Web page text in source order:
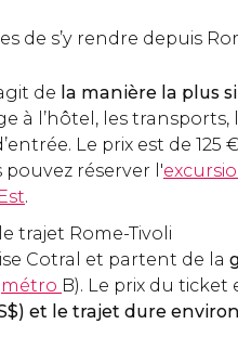
de s’y rendre depuis
de la manière la plus
à l’hôtel, les transports,
Le prix est de 125 €
réserver l'
.
trajet Rome-Tivoli
Cotral et partent de la
métro B). Le prix du ticket
) et le trajet dure